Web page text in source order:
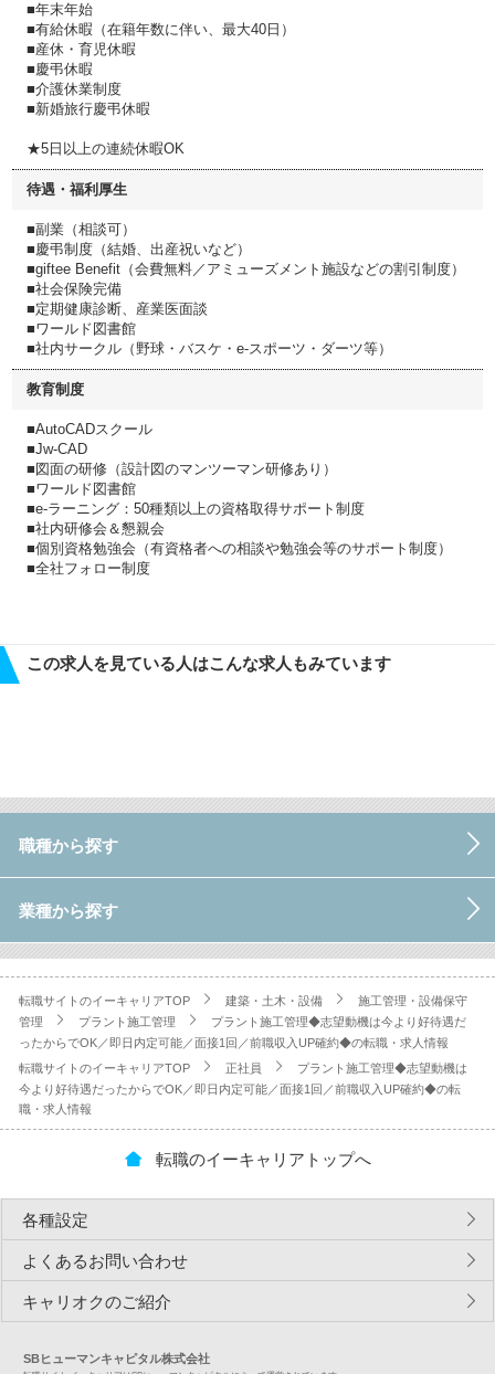
■年末年始
■有給休暇（在籍年数に伴い、最大40日）
■産休・育児休暇
■慶弔休暇
■介護休業制度
■新婚旅行慶弔休暇
★5日以上の連続休暇OK
待遇・福利厚生
■副業（相談可）
■慶弔制度（結婚、出産祝いなど）
■giftee Benefit（会費無料／アミューズメント施設などの割引制度）
■社会保険完備
■定期健康診断、産業医面談
■ワールド図書館
■社内サークル（野球・バスケ・e-スポーツ・ダーツ等）
教育制度
■AutoCADスクール
■Jw‐CAD
■図面の研修（設計図のマンツーマン研修あり）
■ワールド図書館
■e-ラーニング：50種類以上の資格取得サポート制度
■社内研修会＆懇親会
■個別資格勉強会（有資格者への相談や勉強会等のサポート制度）
■全社フォロー制度
この求人を見ている人はこんな求人もみています
職種から探す
業種から探す
転職サイトのイーキャリアTOP 建築・土木・設備
施工管理・設備保守
管理
プラント施工管理
プラント施工管理◆志望動機は今より好待遇だ
ったからでOK／即日内定可能／面接1回／前職収入UP確約◆の転職・求人情報
転職サイトのイーキャリアTOP
正社員
プラント施工管理◆志望動機は
今より好待遇だったからでOK／即日内定可能／面接1回／前職収入UP確約◆の転
職・求人情報
転職のイーキャリアトップへ
各種設定
よくあるお問い合わせ
キャリオクのご紹介
SBヒューマンキャピタル株式会社